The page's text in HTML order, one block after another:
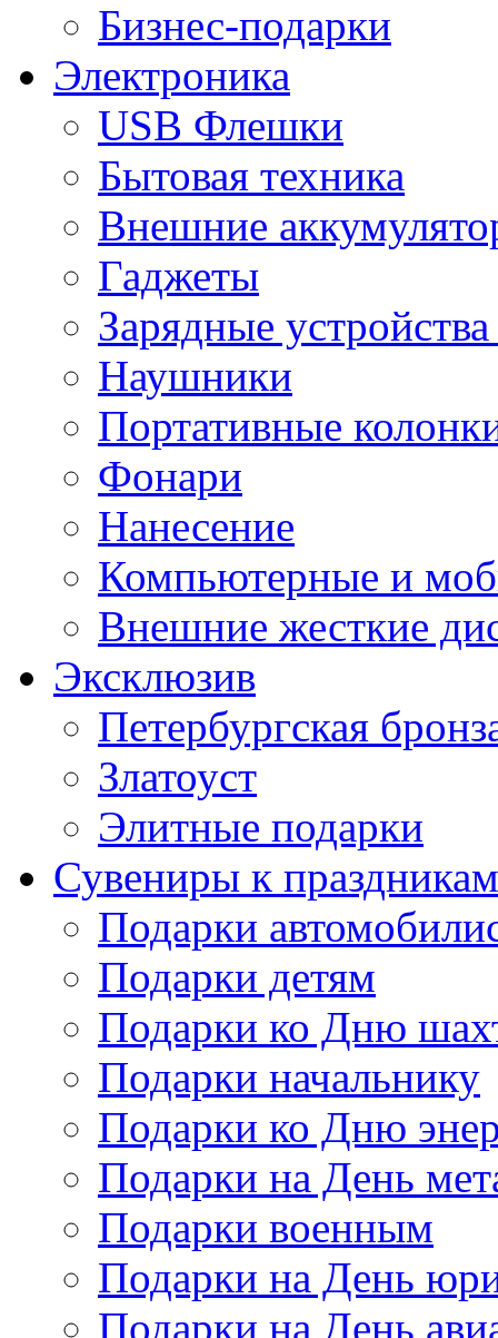
Бизнес-подарки
Электроника
USB Флешки
Бытовая техника
Внешние
Гаджеты
Зарядные
Наушники
Портативные
Фонари
Нанесение
Компьютерные и
Внешние жесткие
Эксклюзив
Петербургская
Златоуст
Элитные подарки
Сувениры к праздникам
Подарки
Подарки детям
Подарки ко Дню
Подарки начальнику
Подарки ко Дню
Подарки на День
Подарки военным
Подарки на День
Подарки на День